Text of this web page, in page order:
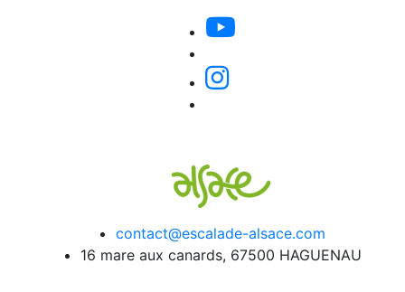
contact@escalade-alsace.com
16 mare aux canards, 67500 HAGUENAU